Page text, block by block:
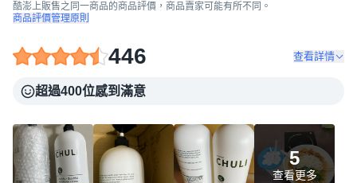
酷澎上販售之同一商品的商品評價，商品賣家可能有所不同。
商品評價管理原則
446 查看詳情
超過400位感到滿意
5
查看更多